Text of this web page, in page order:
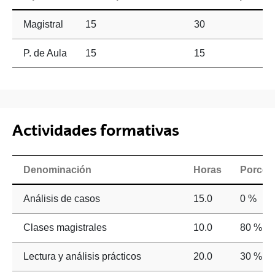
Magistral 15 30
P. de Aula 15 15
Actividades formativas
Denominación Horas
Análisis de casos 15.0 0 %
Clases magistrales 10.0 80 %
Lectura y análisis prácticos 20.0 30 %